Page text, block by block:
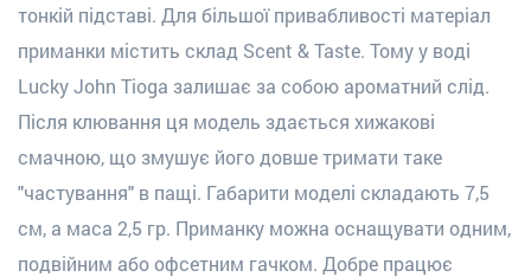
тонкій підставі. Для більшої привабливості матеріал
приманки містить склад Scent & Taste. Тому у воді
Lucky John Tioga залишає за собою ароматний слід.
Після клювання ця модель здається хижакові
смачною, що змушує його довше тримати таке
"частування" в пащі. Габарити моделі складають 7,5
см, а маса 2,5 гр. Приманку можна оснащувати одним,
подвійним або офсетним гачком. Добре працює